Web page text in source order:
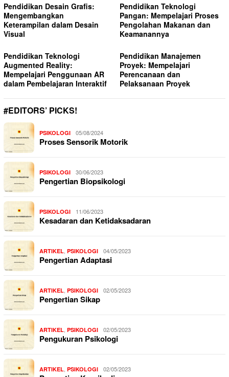
Pendidikan Desain Grafis:
Mengembangkan
Keterampilan dalam Desain
Visual
Pendidikan Teknologi
Pangan: Mempelajari Proses
Pengolahan Makanan dan
Keamanannya
Pendidikan Teknologi
Augmented Reality:
Mempelajari Penggunaan AR
dalam Pembelajaran Interaktif
Pendidikan Manajemen
Proyek: Mempelajari
Perencanaan dan
Pelaksanaan Proyek
#EDITORS’ PICKS!
PSIKOLOGI 05/08/2024
Proses Sensorik Motorik
PSIKOLOGI 30/06/2023
Pengertian Biopsikologi
PSIKOLOGI 11/06/2023
Kesadaran dan Ketidaksadaran
ARTIKEL PSIKOLOGI 04/05/2023
Pengertian Adaptasi
ARTIKEL PSIKOLOGI 02/05/2023
Pengertian Sikap
ARTIKEL PSIKOLOGI 02/05/2023
Pengukuran Psikologi
ARTIKEL PSIKOLOGI 02/05/2023